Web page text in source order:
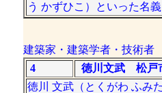
う かずひこ）といった名
建築家・建築学者・技術者
4
徳川文武 松戸
徳川 文武（とくがわ ふみ